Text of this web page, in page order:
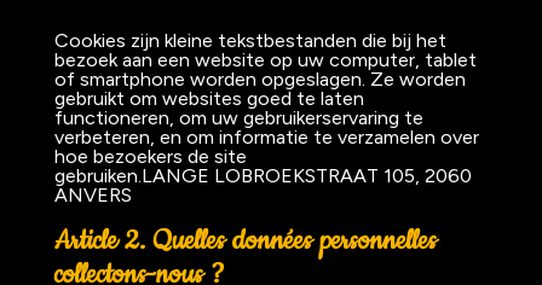
Cookies zijn kleine tekstbestanden die bij het
bezoek aan een website op uw computer, tablet
of smartphone worden opgeslagen. Ze worden
gebruikt om websites goed te laten
functioneren, om uw gebruikerservaring te
verbeteren, en om informatie te verzamelen over
hoe bezoekers de site
gebruiken.LANGE LOBROEKSTRAAT 105, 2060
ANVERS
Article 2. Quelles données personnelles
collectons-nous ?